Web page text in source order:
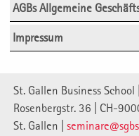
AGBs Allgemeine
Impressum
St. Gallen Business School |
Rosenbergstr. 36 | CH-
St. Gallen |